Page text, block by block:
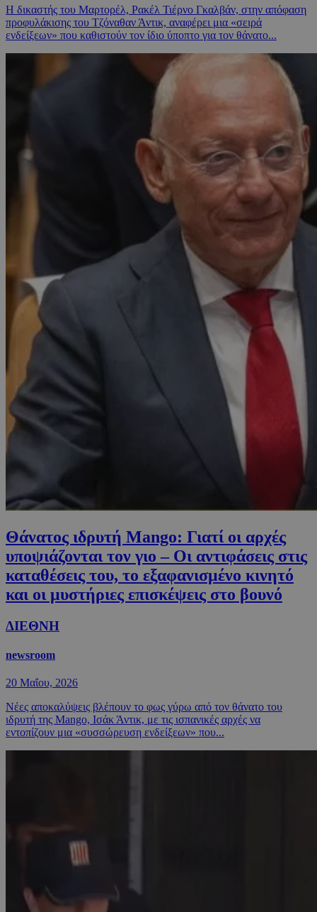
Η δικαστής του Μαρτορέλ, Ρακέλ Τιέρνο Γκαλβάν, στην απόφαση
προφυλάκισης του Τζόναθαν Άντικ, αναφέρει μια «σειρά
ενδείξεων» που καθιστούν τον ίδιο ύποπτο για τον θάνατο...
Θάνατος ιδρυτή Mango: Γιατί οι αρχές
υποψιάζονται τον γιο – Οι αντιφάσεις στις
καταθέσεις του, το εξαφανισμένο κινητό
και οι μυστήριες επισκέψεις στο βουνό
ΔΙΕΘΝΗ
newsroom
20 Μαΐου, 2026
Νέες αποκαλύψεις βλέπουν το φως γύρω από τον θάνατο του
ιδρυτή της Mango, Ισάκ Άντικ, με τις ισπανικές αρχές να
εντοπίζουν μια «συσσώρευση ενδείξεων» που...